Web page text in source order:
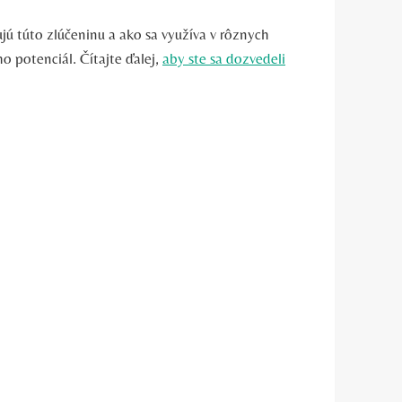
túto zlúčeninu a ako sa využíva v rôznych
potenciál. Čítajte ďalej, aby ste sa dozvedeli